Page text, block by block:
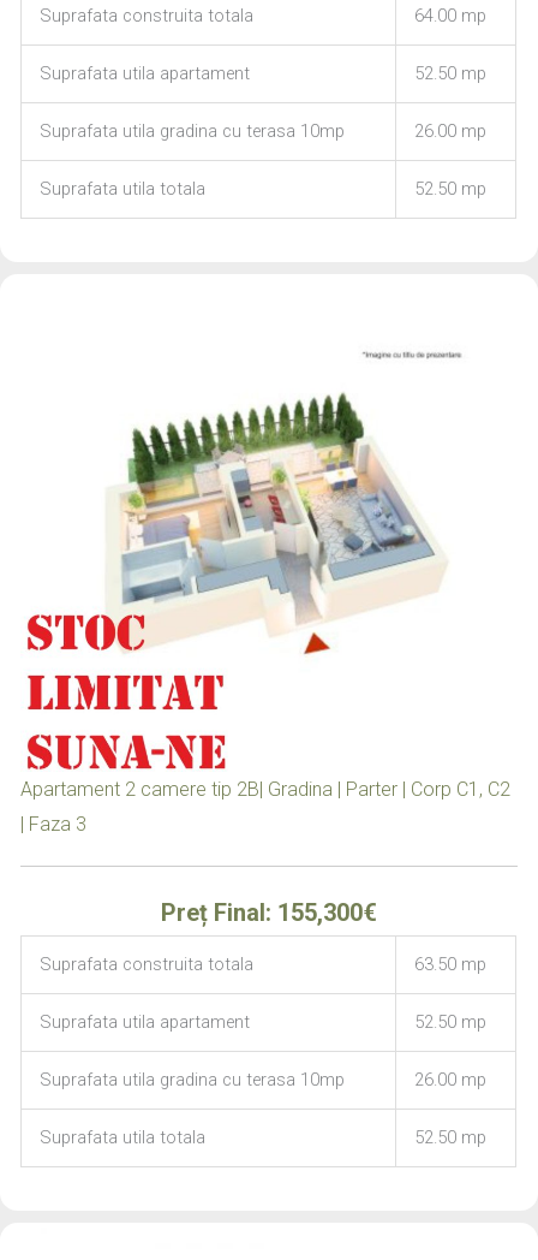
Suprafata construita totala 64.00 mp
Suprafata utila apartament 52.50 mp
Suprafata utila gradina cu terasa 10mp 26.00 mp
Suprafata utila totala 52.50 mp
Apartament 2 camere tip 2B| Gradina | Parter | Corp C1, C2
| Faza 3
Preț Final: 155,300€
Suprafata construita totala 63.50 mp
Suprafata utila apartament 52.50 mp
Suprafata utila gradina cu terasa 10mp 26.00 mp
Suprafata utila totala 52.50 mp